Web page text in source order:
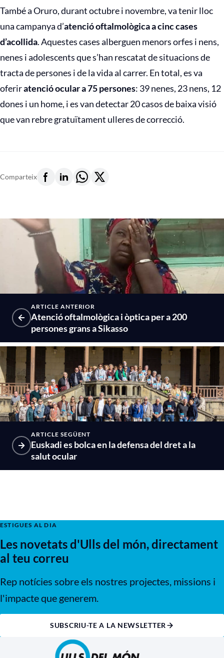
També a Oruro, durant octubre i novembre, va tenir lloc
una campanya d’atenció oftalmològica a cinc cases
d’acollida. Aquestes cases alberguen menors orfes i nens,
nenes i adolescents que s’han rescatat de situacions de
tracta de persones i de la vida al carrer. En total, es va
oferiratenció ocular a 75 persones: 39 nenes, 23 nens, 12
dones i un home, i es van detectar 20 casos de baixa visió
que van rebre gratuïtament ulleres de correcció.
Comparteix
ARTICLE ANTERIOR
Atenció oftalmològica i òptica per a 200
persones grans a Sikasso
ARTICLE SEGÜENT
Euskadi es bolca en la defensa del dret a la
salut ocular
ESTIGUES AL DIA
Les novetats d'Ulls del món, directament
al teu correu
Rep notícies sobre els nostres projectes, missions i
l'impacte que generem.
SUBSCRIU-TE A LA NEWSLETTER